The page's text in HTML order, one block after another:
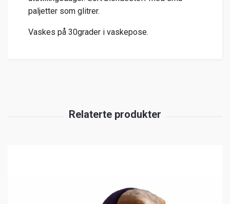
paljetter som glitrer.
Vaskes på 30grader i vaskepose.